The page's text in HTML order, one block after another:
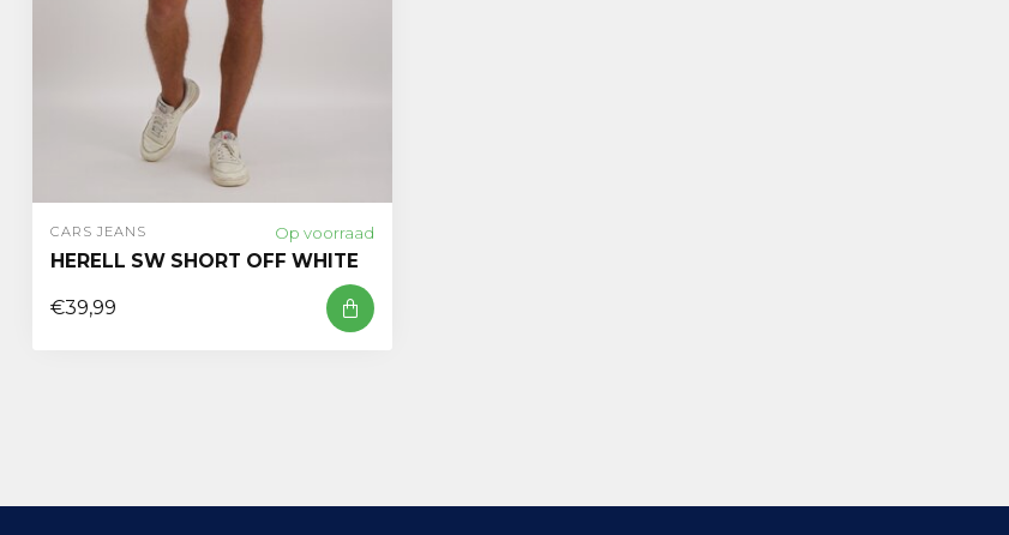
CARS JEANS Op voorraad
HERELL SW SHORT OFF WHITE
€39,99